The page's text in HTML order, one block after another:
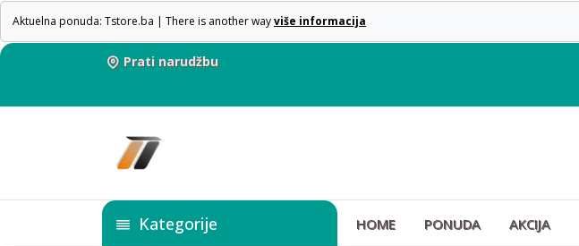
Aktuelna ponuda: Tstore.ba | There is another wayviše informacija
Prati narudžbu
Kategorije HOME PONUDA AKCIJA